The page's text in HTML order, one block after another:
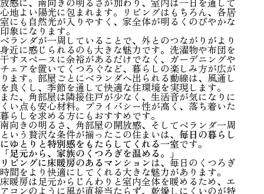
心地よい陽光に包まれます。リビングはもちろん、各居
室にも自然光が入りやすく、家全体が明るくのびやかな
印象になります。
ベランダが一周していることで、外とのつながりがより
身近に感じられるのも大きな魅力です。洗濯物や布団を
干すスペースに余裕があるだけでなく、ガーデニングや
チェアを置いてくつろぐなど、暮らしの楽しみ方が広が
ります。部屋ごとにベランダへ出られる動線は、風通し
を良くし、季節を通して快適な住環境を実現します。
また、角部屋は隣接住戸が少なく、生活音が気になりに
くい点も安心材料。プライバシー性が高く、落ち着いた
暮らしを求める方にもおすすめです。
南向きの明るさ、角部屋の開放感、そしてベランダ一周
という贅沢な条件が揃ったこの住まいは、毎日の暮らし
にゆとりと特別感をもたらしてくれる一室です。
「足元から、家族のくつろぎを温める。」
リビングに床暖房のあるマンションは、毎日のくつろぎ
時間をより快適にしてくれる大きな魅力があります。
床暖房は足元からじんわりと室内全体を暖めるため、エ
アコンのように風が直接当たらず、乾燥しにくいのが特